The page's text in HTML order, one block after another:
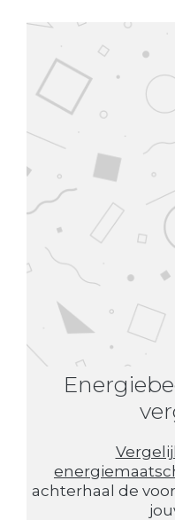
achterhaal de